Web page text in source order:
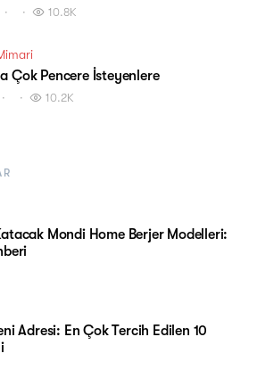
10.8K
Çok Pencere İsteyenlere
10.2K
Mondi Home Berjer Modelleri:
Adresi: En Çok Tercih Edilen 10